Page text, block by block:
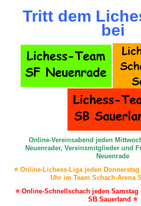
Tritt dem
bei
Online-Vereinsabend jeden
Neuenrader, Vereinsmitglieder und
Neuenrade
⭐ Online-Lichess-Liga jeden
Uhr im Team Schach-Arena
⭐ Online-Schnellschach jeden Samstag
SB Sauerland ⭐